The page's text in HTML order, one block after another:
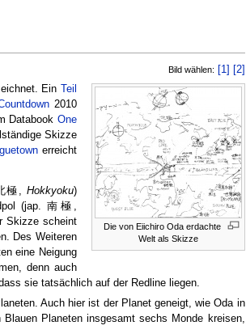
Bild wählen: [1] [2]
Die von Eiichiro Oda erdachte
Welt als Skizze
Ein
Teil
2010
Databook One
Skizze
erreicht
極, Hokkyoku)
(jap. 南極,
Skizze scheint
Des Weiteren
eine Neigung
denn auch
sie tatsächlich auf der Redline liegen.
Auch hier ist der Planet geneigt, wie Oda in
Planeten insgesamt sechs Monde kreisen,